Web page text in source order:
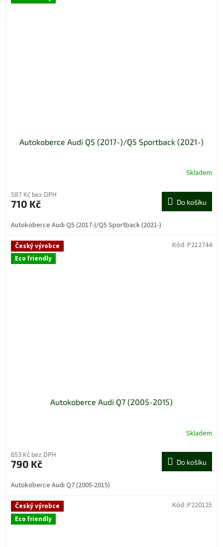
Autokoberce Audi Q5 (2017-)/Q5 Sportback (2021-)
Skladem
587 Kč bez DPH
710 Kč Do košíku
Autokoberce Audi Q5 (2017-)/Q5 Sportback (2021-)
Český výrobce
Eco friendly
Autokoberce Audi Q7 (2005-2015)
Skladem
653 Kč bez DPH
790 Kč Do košíku
Autokoberce Audi Q7 (2005-2015)
Kód: P212744
Český výrobce
Eco friendly
Kód: P220125